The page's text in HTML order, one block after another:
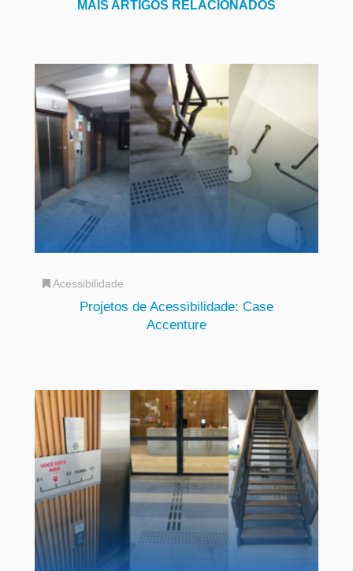
MAIS ARTIGOS RELACIONADOS
Acessibilidade
Projetos de Acessibilidade: Case
Accenture